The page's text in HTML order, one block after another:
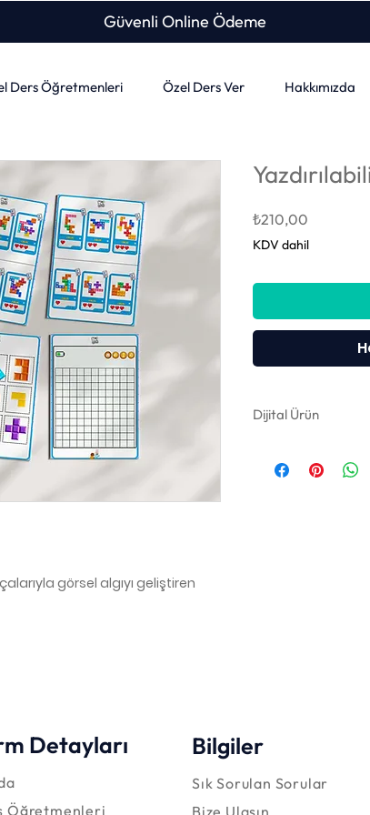
Güvenli Online Ödeme
Ders Öğretmenleri Özel Ders Ver Hakkımızda
görsel algıyı geliştiren
₺210,00
KDV dahil
Dijital Ürün
Herhangi bir
Detayları
Öğretmenleri
Bilgiler
Sık Sorulan Sorular
Bize Ulaşın